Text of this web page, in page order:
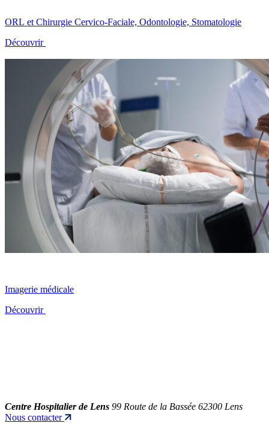
ORL et Chirurgie Cervico-Faciale, Odontologie, Stomatologie
Découvrir
Imagerie médicale
Découvrir
Centre Hospitalier de Lens 99 Route de la Bassée 62300 Lens
Nous contacter